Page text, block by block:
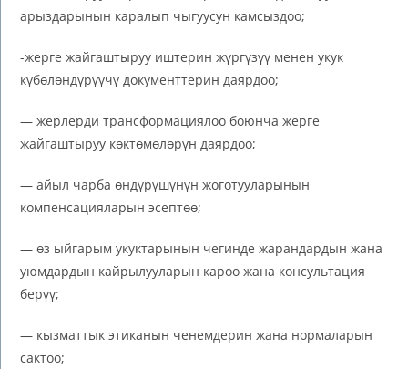
арыздарынын каралып чыгуусун камсыздоо;
-жерге жайгаштыруу иштерин жүргүзүү менен укук
күбөлөндүрүүчү документтерин даярдоо;
— жерлерди трансформациялоо боюнча жерге
жайгаштыруу көктөмөлөрүн даярдоо;
— айыл чарба өндүрүшүнүн жоготууларынын
компенсацияларын эсептөө;
— өз ыйгарым укуктарынын чегинде жарандардын жана
уюмдардын кайрылууларын кароо жана консультация
берүү;
— кызматтык этиканын ченемдерин жана нормаларын
сактоо;